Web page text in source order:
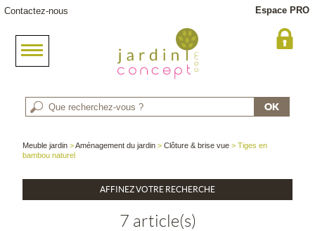
Contactez-nous Espace PRO
Meuble jardin >Aménagement du jardin >Clôture & brise vue > Tiges en
bambou naturel
AFFINEZ VOTRE RECHERCHE
7 article(s)